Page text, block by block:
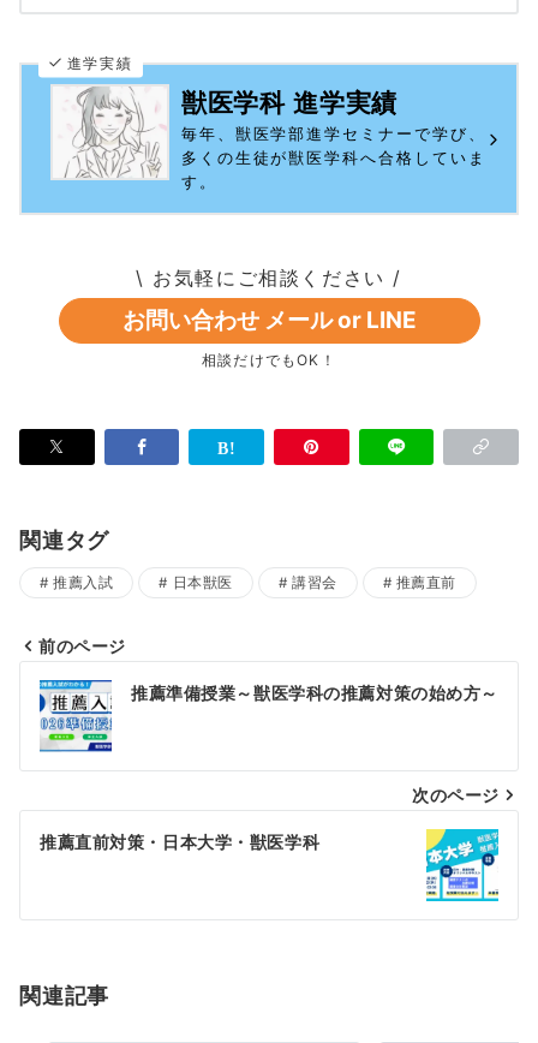
進学実績
獣医学科 進学実績
毎年、獣医学部進学セミナーで学び、
多くの生徒が獣医学科へ合格していま
す。
\ お気軽にご相談ください /
お問い合わせ メール or LINE
相談だけでもOK！
関連タグ
推薦入試 日本獣医 講習会 推薦直前
投
稿
ナ
ビ
ゲ
シ
ン
前のページ
推薦準備授業～獣医学科の推薦対策の始め方～
次のページ
推薦直前対策・日本大学・獣医学科
関連記事